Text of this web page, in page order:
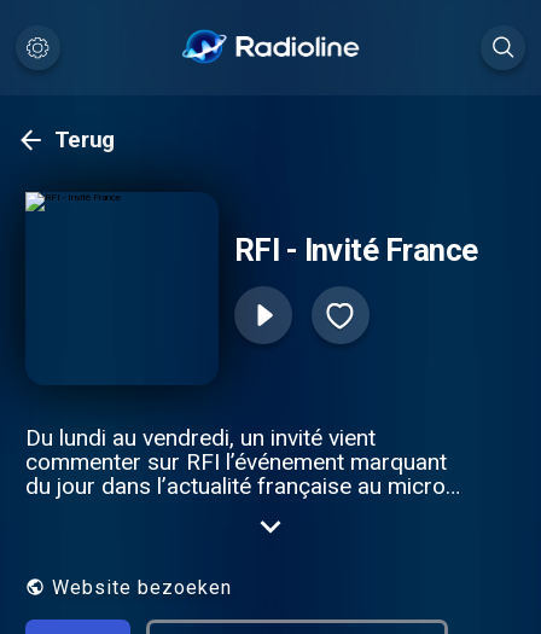
Terug
RFI - Invité France
Du lundi au vendredi, un invité vient
commenter sur RFI l’événement marquant
du jour dans l’actualité française au micro
journée. Retrouvez les sujets traités par
http://savoirs.rfi.fr/
Website bezoeken